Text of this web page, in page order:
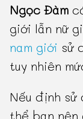
Ngọc Đàm
giới lẫn nữ
nam giới sử
tuy nhiên
Nếu định sử
thể bạn nên